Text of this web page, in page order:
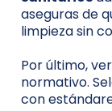
aseguras de
limpieza sin
Por último,
normativo.
con